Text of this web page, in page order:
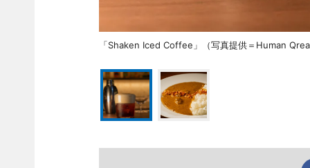
「Shaken Iced Coffee」（写真提供＝Human